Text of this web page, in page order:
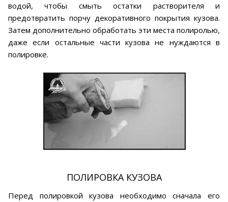
водой, чтобы смыть остатки растворителя и
предотвратить порчу декоративного покрытия кузова.
Затем дополнительно обработать эти места полиролью,
даже если остальные части кузова не нуждаются в
полировке.
ПОЛИРОВКА КУЗОВА
Перед полировкой кузова необходимо сначала его